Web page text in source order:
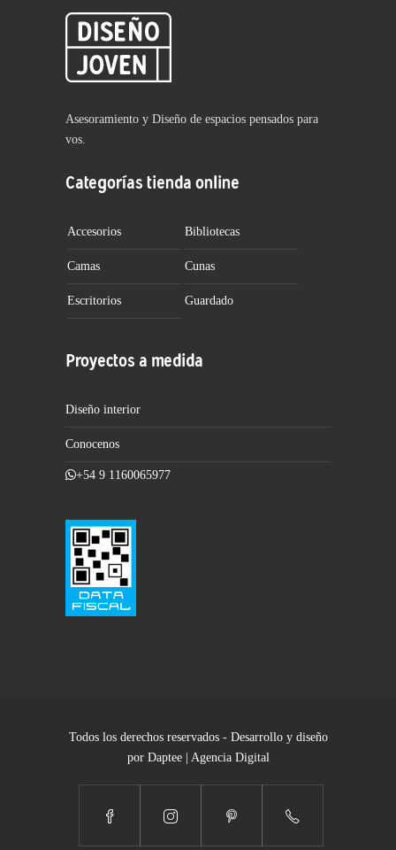
Asesoramiento y Diseño de espacios pensados para
vos.
Categorías tienda online
Accesorios Bibliotecas
Camas Cunas
Escritorios Guardado
Proyectos a medida
Diseño interior
Conocenos
+54 9 1160065977
Todos los derechos reservados - Desarrollo y diseño
por Daptee | Agencia Digital